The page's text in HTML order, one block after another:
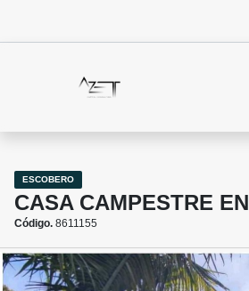
ESCOBERO
CASA CAMPESTRE
Código. 8611155